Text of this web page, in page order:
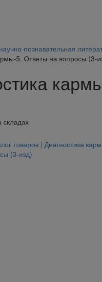
познавательная
5. Ответы на вопросы (3-
складах